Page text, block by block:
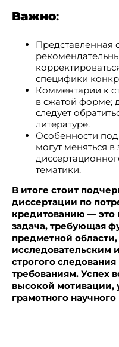
Важно:
Представленная
специфики
Комментарии к
в сжатой форме;
следует
литературе.
Особенности
могут меняться
тематики.
В итоге стоит
диссертации по
кредитованию — это
задача, требующая
предметной
исследовательским
строгого
требованиям. Успех
высокой мотивации,
грамотного